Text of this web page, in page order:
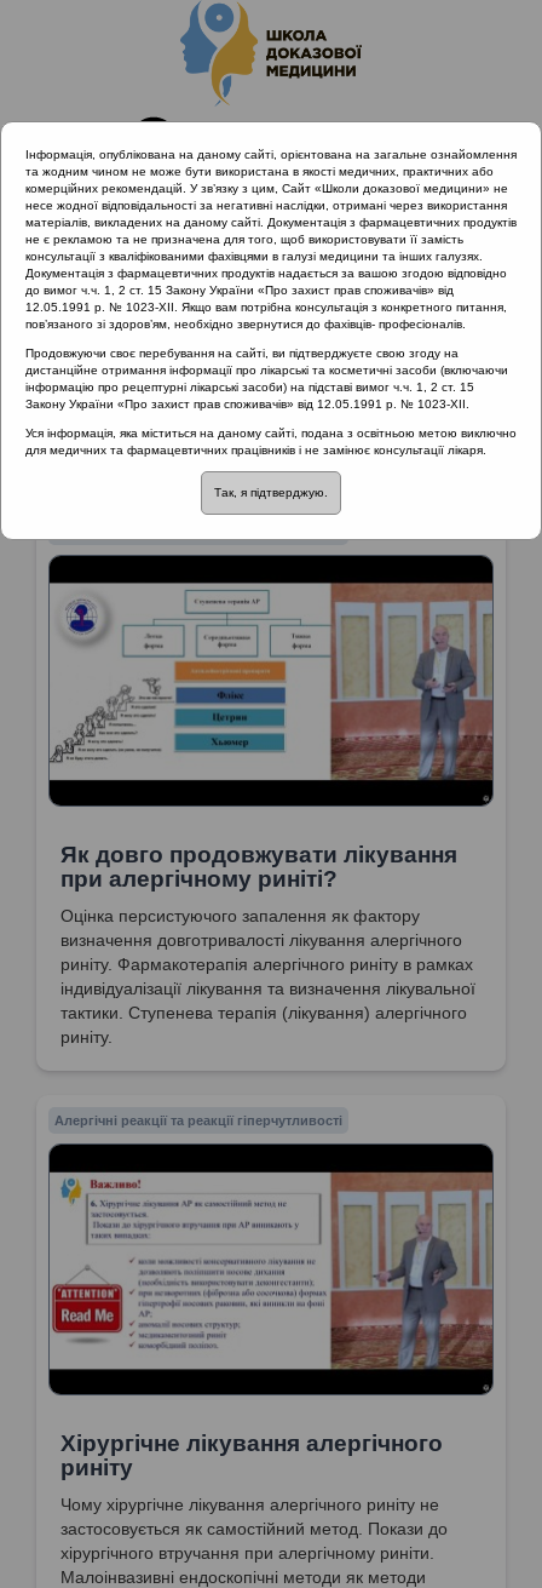
Головна
Матеріали за МКХ-11
04 Порушення імунної системи
Матеріали за МКХ-11::04 Порушення імунної
системи
Рубрика:
04 Порушення імунної системи
Як довго продовжувати лікування
при алергічному риніті?
Оцінка персистуючого запалення як фактору
визначення довготривалості лікування алергічного
риніту. Фармакотерапія алергічного риніту в рамках
індивідуалізації лікування та визначення лікувальної
тактики. Ступенева терапія (лікування) алергічного
риніту.
Алергічні реакції та реакції гіперчутливості
Хірургічне лікування алергічного
риніту
Чому хірургічне лікування алергічного риніту не
застосовується як самостійний метод. Покази до
хірургічного втручання при алергічному риніти.
Малоінвазивні ендоскопічні методи як методи
Інформація, опублікована на даному сайті, орієнтована на загальне ознайомлення
та жодним чином не може бути використана в якості медичних, практичних або
комерційних рекомендацій. У зв’язку з цим, Сайт «Школи доказової медицини» не
несе жодної відповідальності за негативні наслідки, отримані через використання
матеріалів, викладених на даному сайті. Документація з фармацевтичних продуктів
не є рекламою та не призначена для того, щоб використовувати її замість
консультації з кваліфікованими фахівцями в галузі медицини та інших галузях.
Документація з фармацевтичних продуктів надається за вашою згодою відповідно
до вимог ч.ч. 1, 2 ст. 15 Закону України «Про захист прав споживачів» від
12.05.1991 р. № 1023-XII. Якщо вам потрібна консультація з конкретного питання,
пов’язаного зі здоров’ям, необхідно звернутися до фахівців- професіоналів.
Продовжуючи своє перебування на сайті, ви підтверджуєте свою згоду на
дистанційне отримання інформації про лікарські та косметичні засоби (включаючи
інформацію про рецептурні лікарські засоби) на підставі вимог ч.ч. 1, 2 ст. 15
Закону України «Про захист прав споживачів» від 12.05.1991 р. № 1023-XII.
Уся інформація, яка міститься на даному сайті, подана з освітньою метою виключно
для медичних та фармацевтичних працівників і не замінює консультації лікаря.
Так, я підтверджую.